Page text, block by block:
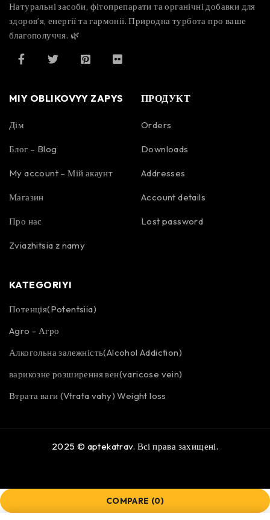
Натуральні засоби, фітопрепарати та органічні добавки для
здоров’я, енергії та гармонії. Природна турбота про ваше
благополуччя. 🌿
MIY OBLIKOVYY ZAPYS
Дім
Блог – Blog
My account – Мій акаунт
Магазин
Про нас
Zviazhitsia z namy
ПРОДУКТ
Orders
Downloads
Addresses
Account details
Lost password
KATEGORIYI
Потенція(Potentsiia)
Agro - Агро
Алкогольна залежність(Alcohol Addiction)
варикозне розширення вен(varicose vein)
Втрата ваги (Vtrata vahy) Weight loss
2025 © aptekatrav. Всі права захищені.
COMPARE (0)